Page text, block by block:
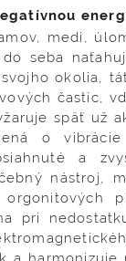
medi,
seba
okolia,
častíc,
späť už
o
a
nástroj,
pri